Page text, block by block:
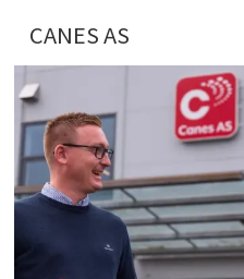
CANES AS